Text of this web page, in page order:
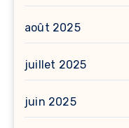
août 2025
juillet 2025
juin 2025